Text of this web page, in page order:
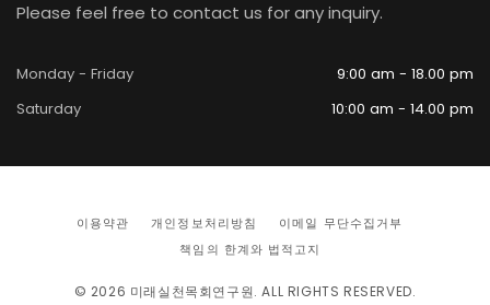
Please feel free to contact us for any inquiry.
Monday - Friday
9:00 am - 18.00 pm
Saturday
10:00 am - 14.00 pm
이용약관 개인정보처리방침
이메일 무단수집거부
책임의 한계와 법적고지
© 2026 미래실천목회연구원. ALL RIGHTS RESERVED.